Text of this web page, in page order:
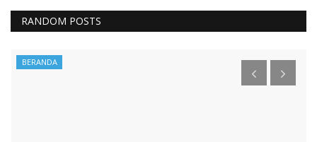
RANDOM POSTS
BERANDA